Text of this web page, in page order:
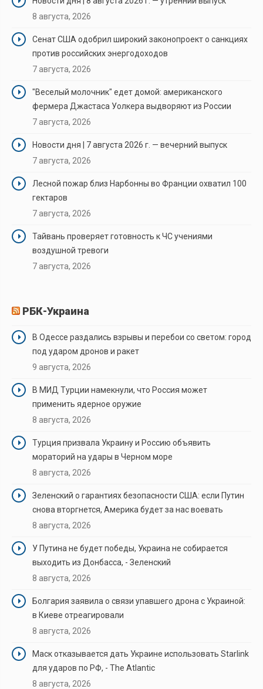
8 августа, 2026
Сенат США одобрил широкий законопроект о санкциях
против российских энергодоходов
7 августа, 2026
"Веселый молочник" едет домой: американского
фермера Джастаса Уолкера выдворяют из России
7 августа, 2026
Новости дня | 7 августа 2026 г. — вечерний выпуск
7 августа, 2026
Лесной пожар близ Нарбонны во Франции охватил 100
гектаров
7 августа, 2026
Тайвань проверяет готовность к ЧС учениями
воздушной тревоги
7 августа, 2026
РБК-Украина
В Одессе раздались взрывы и перебои со светом: город
под ударом дронов и ракет
9 августа, 2026
В МИД Турции намекнули, что Россия может
применить ядерное оружие
8 августа, 2026
Турция призвала Украину и Россию объявить
мораторий на удары в Черном море
8 августа, 2026
Зеленский о гарантиях безопасности США: если Путин
снова вторгнется, Америка будет за нас воевать
8 августа, 2026
У Путина не будет победы, Украина не собирается
выходить из Донбасса, - Зеленский
8 августа, 2026
Болгария заявила о связи упавшего дрона с Украиной:
в Киеве отреагировали
8 августа, 2026
Маск отказывается дать Украине использовать Starlink
для ударов по РФ, - The Atlantic
8 августа, 2026